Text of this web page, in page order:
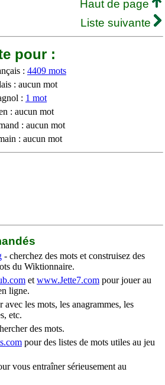
Haut de page
Liste suivante
pour :
: 4409 mots
: aucun mot
: 1 mot
: aucun mot
: aucun mot
: aucun mot
- cherchez des mots et construisez des
du Wiktionnaire.
et www.Jette7.com pour jouer au
ligne.
avec les mots, les anagrammes, les
etc.
des mots.
pour des listes de mots utiles au jeu
vous entraîner sérieusement au